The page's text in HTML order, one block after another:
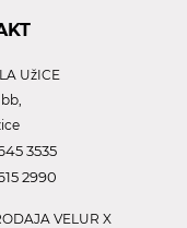
UžICE
3535
2990
VELUR X